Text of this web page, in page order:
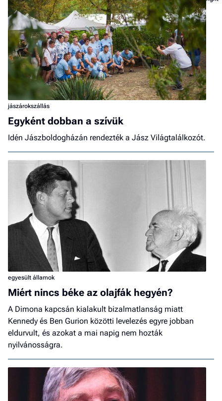
jászárokszállás
Egyként dobban a szívük
Idén Jászboldogházán rendezték a Jász Világtalálkozót.
egyesült államok
Miért nincs béke az olajfák hegyén?
A Dimona kapcsán kialakult bizalmatlanság miatt
Kennedy és Ben Gurion közötti levelezés egyre jobban
eldurvult, és azokat a mai napig nem hozták
nyilvánosságra.